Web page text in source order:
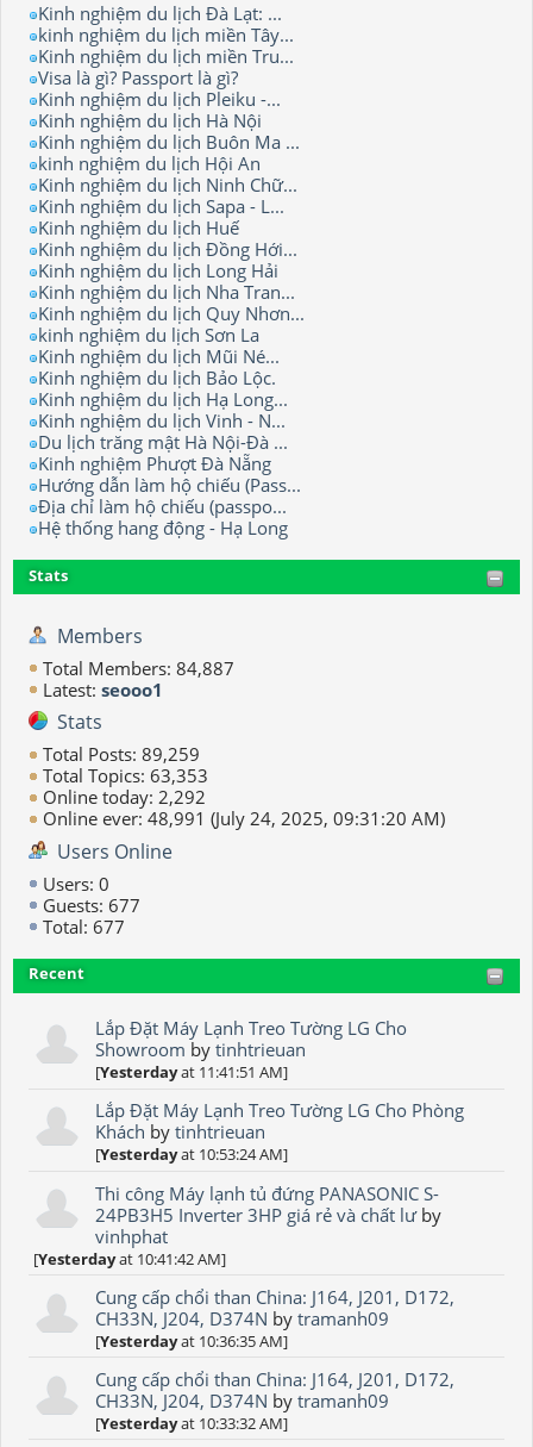
Kinh nghiệm du lịch Đà Lạt: ...
kinh nghiệm du lịch miền Tây...
Kinh nghiệm du lịch miền Tru...
Visa là gì? Passport là gì?
Kinh nghiệm du lịch Pleiku -...
Kinh nghiệm du lịch Hà Nội
Kinh nghiệm du lịch Buôn Ma ...
kinh nghiệm du lịch Hội An
Kinh nghiệm du lịch Ninh Chữ...
Kinh nghiệm du lịch Sapa - L...
Kinh nghiệm du lịch Huế
Kinh nghiệm du lịch Đồng Hới...
Kinh nghiệm du lịch Long Hải
Kinh nghiệm du lịch Nha Tran...
Kinh nghiệm du lịch Quy Nhơn...
kinh nghiệm du lịch Sơn La
Kinh nghiệm du lịch Mũi Né...
Kinh nghiệm du lịch Bảo Lộc.
Kinh nghiệm du lịch Hạ Long...
Kinh nghiệm du lịch Vinh - N...
Du lịch trăng mật Hà Nội-Đà ...
Kinh nghiệm Phượt Đà Nẵng
Hướng dẫn làm hộ chiếu (Pass...
Địa chỉ làm hộ chiếu (passpo...
Hệ thống hang động - Hạ Long
Stats
Members
Total Members: 84,887
Latest: seooo1
Stats
Total Posts: 89,259
Total Topics: 63,353
Online today: 2,292
Online ever: 48,991 (July 24, 2025, 09:31:20 AM)
Users Online
Users: 0
Guests: 677
Total: 677
Recent
Lắp Đặt Máy Lạnh Treo Tường LG Cho
Showroom bytinhtrieuan
[Yesterdayat 11:41:51 AM]
Lắp Đặt Máy Lạnh Treo Tường LG Cho Phòng
Khách bytinhtrieuan
[Yesterdayat 10:53:24 AM]
Thi công Máy lạnh tủ đứng PANASONIC S-
24PB3H5 Inverter 3HP giá rẻ và chất lưby
vinhphat
[Yesterdayat 10:41:42 AM]
Cung cấp chổi than China: J164, J201, D172,
CH33N, J204, D374N bytramanh09
[Yesterdayat 10:36:35 AM]
Cung cấp chổi than China: J164, J201, D172,
CH33N, J204, D374N bytramanh09
[Yesterdayat 10:33:32 AM]